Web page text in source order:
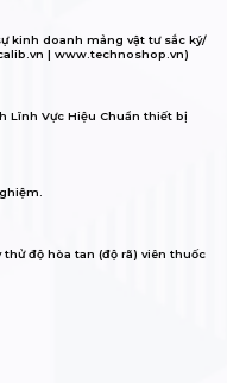
kinh doanh mảng vật tư sắc ký/
| www.technoshop.vn)
Lĩnh Vực Hiệu Chuẩn thiết bị
thử độ hòa tan (độ rã) viên thuốc